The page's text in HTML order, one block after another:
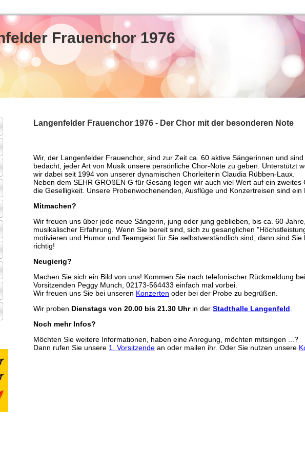
Frauenchor 1976
Langenfelder Frauenchor 1976 - Der Chor mit der besonderen Note
Wir, der Langenfelder Frauenchor, sind zur Zeit ca. 60 aktive Sängerinnen und
bedacht, jeder Art von Musik unsere persönliche Chor-Note zu geben. Unterstützt
wir dabei seit 1994 von unserer dynamischen Chorleiterin Claudia Rübben-Laux.
Neben dem SEHR GROßEN G für Gesang legen wir auch viel Wert auf ein zweites
die Geselligkeit. Unsere Probenwochenenden, Ausflüge und Konzertreisen sind ein
Mitmachen?
Wir freuen uns über jede neue Sängerin, jung oder jung geblieben, bis ca. 60
musikalischer Erfahrung. Wenn Sie bereit sind, sich zu gesanglichen
motivieren und Humor und Teamgeist für Sie selbstverständlich sind, dann sind Sie
richtig!
Neugierig?
Machen Sie sich ein Bild von uns! Kommen Sie nach telefonischer Rückmeldung
Vorsitzenden Peggy Munch, 02173-564433 einfach mal vorbei.
Wir freuen uns Sie bei unseren Konzerten oder bei der Probe zu begrüßen.
Wir proben Dienstags von 20.00 bis 21.30 Uhrin der Stadthalle Langenfeld
Noch mehr Infos?
Möchten Sie weitere Informationen, haben eine Anregung, möchten mitsingen ...?
Dann rufen Sie unsere 1. Vorsitzende an oder mailen ihr. Oder Sie nutzen unsere